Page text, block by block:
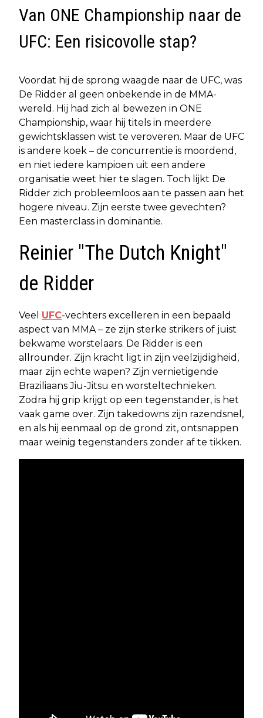
Van ONE Championship naar de
UFC: Een risicovolle stap?
Voordat hij de sprong waagde naar de UFC, was
De Ridder al geen onbekende in de MMA-
wereld. Hij had zich al bewezen in ONE
Championship, waar hij titels in meerdere
gewichtsklassen wist te veroveren. Maar de UFC
is andere koek – de concurrentie is moordend,
en niet iedere kampioen uit een andere
organisatie weet hier te slagen. Toch lijkt De
Ridder zich probleemloos aan te passen aan het
hogere niveau. Zijn eerste twee gevechten?
Een masterclass in dominantie.
Reinier "The Dutch Knight"
de Ridder
Veel UFC-vechters excelleren in een bepaald
aspect van MMA – ze zijn sterke strikers of juist
bekwame worstelaars. De Ridder is een
allrounder. Zijn kracht ligt in zijn veelzijdigheid,
maar zijn echte wapen? Zijn vernietigende
Braziliaans Jiu-Jitsu en worsteltechnieken.
Zodra hij grip krijgt op een tegenstander, is het
vaak game over. Zijn takedowns zijn razendsnel,
en als hij eenmaal op de grond zit, ontsnappen
maar weinig tegenstanders zonder af te tikken.